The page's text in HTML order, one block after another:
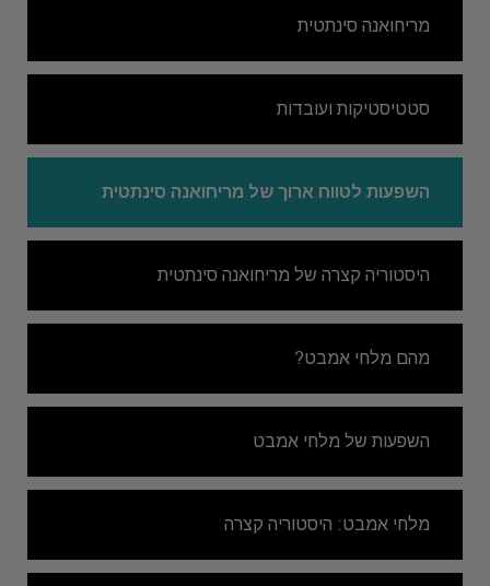
מריחואנה סינתטית
סטטיסטיקות ועובדות
השפעות לטווח ארוך של מריחואנה סינתטית
היסטוריה קצרה של מריחואנה סינתטית
מהם מלחי אמבט?
השפעות של מלחי אמבט
מלחי אמבט: היסטוריה קצרה